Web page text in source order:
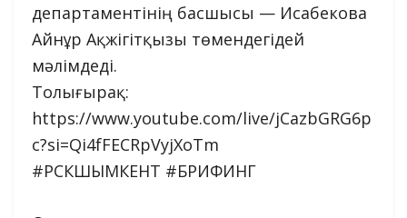
департаментінің басшысы — Исабекова
Айнұр Ақжігітқызы төмендегідей
мәлімдеді.
Толығырақ:
https://www.youtube.com/live/jCazbGRG6p
c?si=Qi4fFECRpVyjXoTm
#РСКШЫМКЕНТ #БРИФИНГ